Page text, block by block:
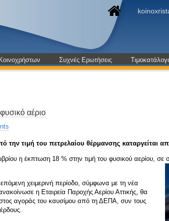
Συχνές Ερωτήσεις
αέριο
την τιμή του πετρελαίου θέρμανσης καταργείται
η έκπτωση 18 % στην τιμή του φυσικού αερίου, σε
χειμερινή περίοδο, σύμφωνα με τη νέα
η Εταιρεία Παροχής Αερίου Αττικής, θα
αγοράς του καυσίμου από τη ΔΕΠΑ, συν τους